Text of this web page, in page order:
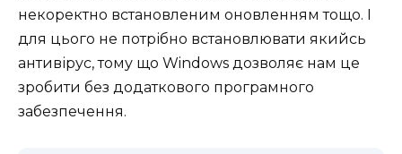
некоректно встановленим оновленням тощо. І
для цього не потрібно встановлювати якийсь
антивірус, тому що Windows дозволяє нам це
зробити без додаткового програмного
забезпечення.